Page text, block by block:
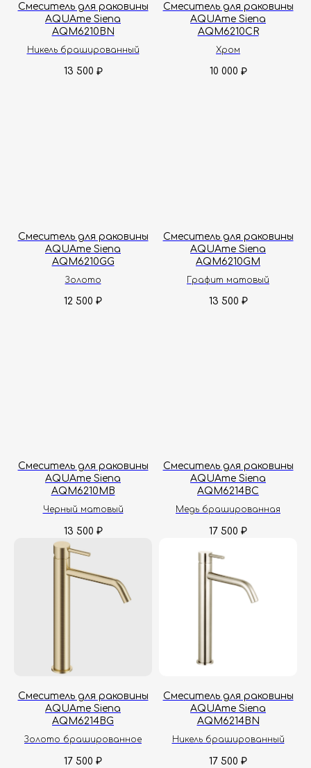
Смеситель для раковины
AQUAme Siena
AQM6210BN
Никель брашированный
13 500 ₽
Смеситель для раковины
AQUAme Siena
AQM6210CR
Хром
10 000 ₽
Смеситель для раковины
AQUAme Siena
AQM6210GG
Золото
12 500 ₽
Смеситель для раковины
AQUAme Siena
AQM6210GM
Графит матовый
13 500 ₽
Смеситель для раковины
AQUAme Siena
AQM6210MB
Черный матовый
13 500 ₽
Смеситель для раковины
AQUAme Siena
AQM6214BC
Медь брашированная
17 500 ₽
Смеситель для раковины
AQUAme Siena
AQM6214BG
Золото брашированное
17 500 ₽
Смеситель для раковины
AQUAme Siena
AQM6214BN
Никель брашированный
17 500 ₽